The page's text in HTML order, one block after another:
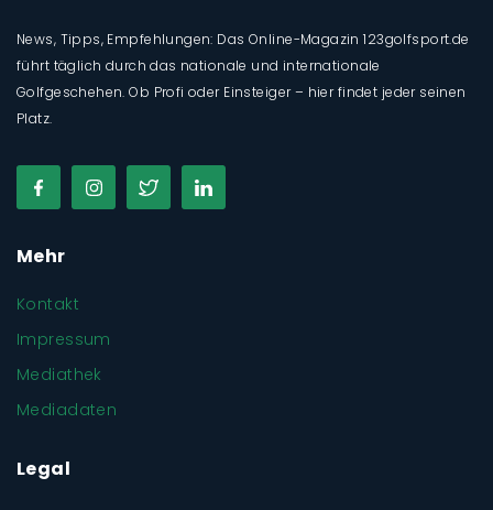
News, Tipps, Empfehlungen: Das Online-Magazin 123golfsport.de
führt täglich durch das nationale und internationale
Golfgeschehen. Ob Profi oder Einsteiger – hier findet jeder seinen
Platz.
Mehr
Kontakt
Impressum
Mediathek
Mediadaten
Legal